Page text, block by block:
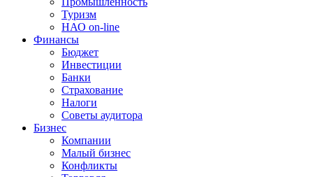
Туризм
НАО on-line
Финансы
Бюджет
Инвестиции
Банки
Страхование
Налоги
Советы аудитора
Бизнес
Компании
Малый бизнес
Конфликты